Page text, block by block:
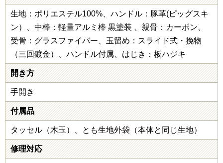
生地：ポリエステル100%、ハンドル：豚革(ピッグスキ
ン）、中棒：軽量アルミ棒 黒塗装 、親骨：カーボン、
受骨：グラスファイバー、玉留め：スライド式・挽物
（三回鍍金）、ハンドル付属、はじき：板ハジキ
開き方
手開き
付属品
タッセル（木玉）、とも生地外袋（本体と同じ生地）
修理対応